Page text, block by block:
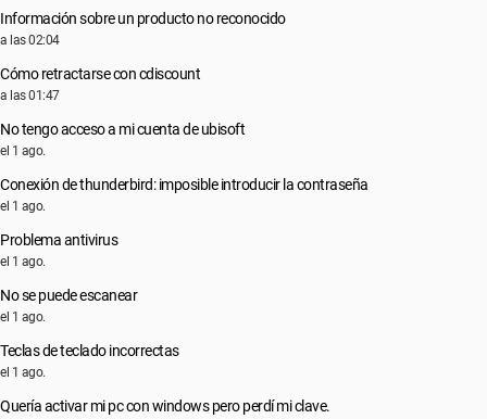
Información sobre un producto no reconocido
a las 02:04
Cómo retractarse con cdiscount
a las 01:47
No tengo acceso a mi cuenta de ubisoft
el 1 ago.
Conexión de thunderbird: imposible introducir la contraseña
el 1 ago.
Problema antivirus
el 1 ago.
No se puede escanear
el 1 ago.
Teclas de teclado incorrectas
el 1 ago.
Quería activar mi pc con windows pero perdí mi clave.